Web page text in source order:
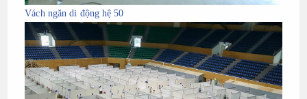
Vách ngăn di động hệ 50